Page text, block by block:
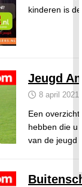
kinderen is
Jeugd
8 april 2021
Een overzicht
hebben die u
van de jeugd